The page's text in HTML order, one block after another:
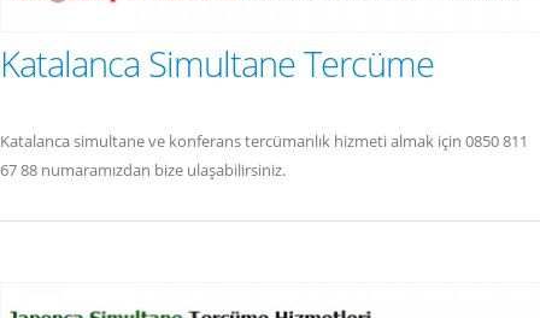
Katalanca Simultane Tercüme
Katalanca simultane ve konferans tercümanlık hizmeti almak için 0850 811
67 88 numaramızdan bize ulaşabilirsiniz.